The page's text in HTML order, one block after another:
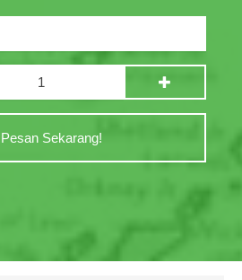
Pesan Sekarang!